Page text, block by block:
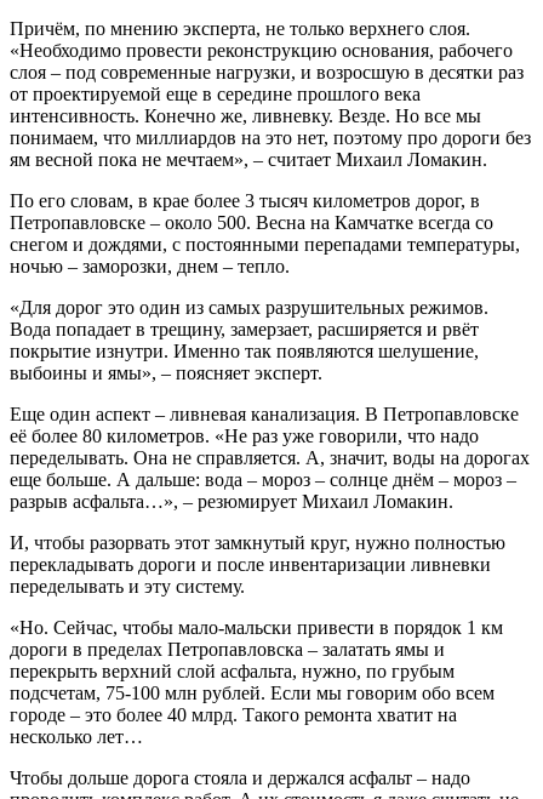
Причём, по мнению эксперта, не только верхнего слоя.
«Необходимо провести реконструкцию основания, рабочего
слоя – под современные нагрузки, и возросшую в десятки раз
от проектируемой еще в середине прошлого века
интенсивность. Конечно же, ливневку. Везде. Но все мы
понимаем, что миллиардов на это нет, поэтому про дороги без
ям весной пока не мечтаем», – считает Михаил Ломакин.
По его словам, в крае более 3 тысяч километров дорог, в
Петропавловске – около 500. Весна на Камчатке всегда со
снегом и дождями, с постоянными перепадами температуры,
ночью – заморозки, днем – тепло.
«Для дорог это один из самых разрушительных режимов.
Вода попадает в трещину, замерзает, расширяется и рвёт
покрытие изнутри. Именно так появляются шелушение,
выбоины и ямы», – поясняет эксперт.
Еще один аспект – ливневая канализация. В Петропавловске
её более 80 километров. «Не раз уже говорили, что надо
переделывать. Она не справляется. А, значит, воды на дорогах
еще больше. А дальше: вода – мороз – солнце днём – мороз –
разрыв асфальта…», – резюмирует Михаил Ломакин.
И, чтобы разорвать этот замкнутый круг, нужно полностью
перекладывать дороги и после инвентаризации ливневки
переделывать и эту систему.
«Но. Сейчас, чтобы мало-мальски привести в порядок 1 км
дороги в пределах Петропавловска – залатать ямы и
перекрыть верхний слой асфальта, нужно, по грубым
подсчетам, 75-100 млн рублей. Если мы говорим обо всем
городе – это более 40 млрд. Такого ремонта хватит на
несколько лет…
Чтобы дольше дорога стояла и держался асфальт – надо